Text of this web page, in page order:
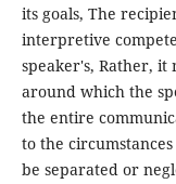
its goals, The
interpretive
speaker's, Rather, it
around which the
the entire
to the
be separated or